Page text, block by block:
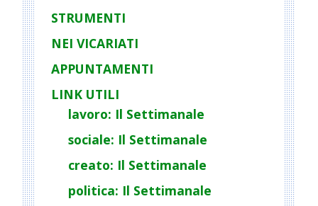
STRUMENTI
NEI VICARIATI
APPUNTAMENTI
LINK UTILI
lavoro: Il Settimanale
sociale: Il Settimanale
creato: Il Settimanale
politica: Il Settimanale